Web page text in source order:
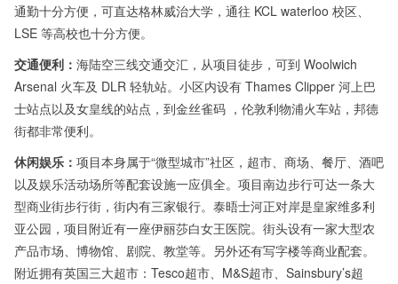
通勤十分方便，可直达格林威治大学，通往 KCL waterloo 校区、
LSE 等高校也十分方便。
交通便利： 海陆空三线交通交汇，从项目徒步，可到 Woolwich
Arsenal 火⻋及 DLR 轻轨站。小区内设有 Thames Clipper 河上巴
士站点以及女皇线的站点，到金丝雀码 ，伦敦利物浦火⻋站，邦德
街都非常便利。
休闲娱乐： 项目本身属于“微型城市”社区，超市、商场、餐厅、酒吧
以及娱乐活动场所等配套设施一应俱全。项目南边步行可达一条大
型商业街步行街，街内有三家银行。泰晤士河正对岸是皇家维多利
亚公园，项目附近有一座伊丽莎白女王医院。街头设有一家大型农
产品市场、博物馆、剧院、教堂等。另外还有写字楼等商业配套。
附近拥有英国三大超市：Tesco超市、M&S超市、Sainsbury’s超